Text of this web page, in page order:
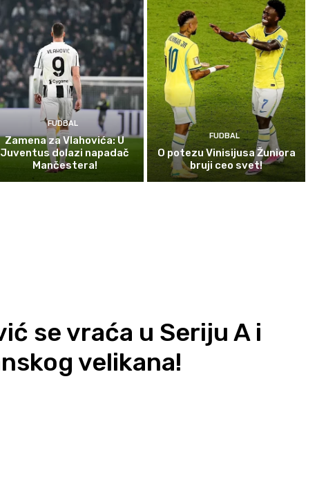
FUDBAL
Zamena za Vlahovića: U
Juventus dolazi napadač
Mančestera!
FUDBAL
O potezu Vinisijusa Žuniora
bruji ceo svet!